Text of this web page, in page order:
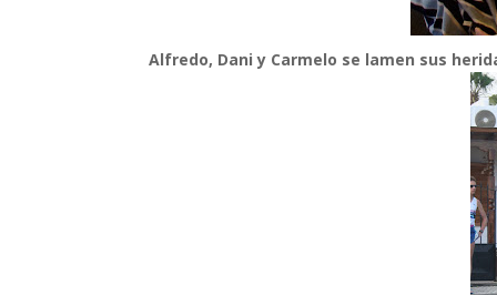
Alfredo, Dani y Carmelo se lamen sus